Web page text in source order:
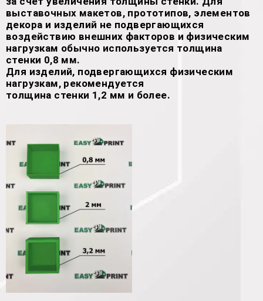
выставочных макетов, прототипов, элементов
декора и изделий не подвергающихся
воздействию внешних факторов и физическим
нагрузкам обычно используется толщина
стенки 0,8 мм.
Для изделий, подвергающихся физическим
нагрузкам, рекомендуется
толщина стенки 1,2 мм и более.